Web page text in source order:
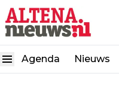
Agenda Nieuws